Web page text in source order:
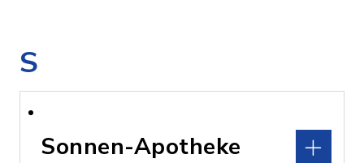
S
Sonnen-Apotheke